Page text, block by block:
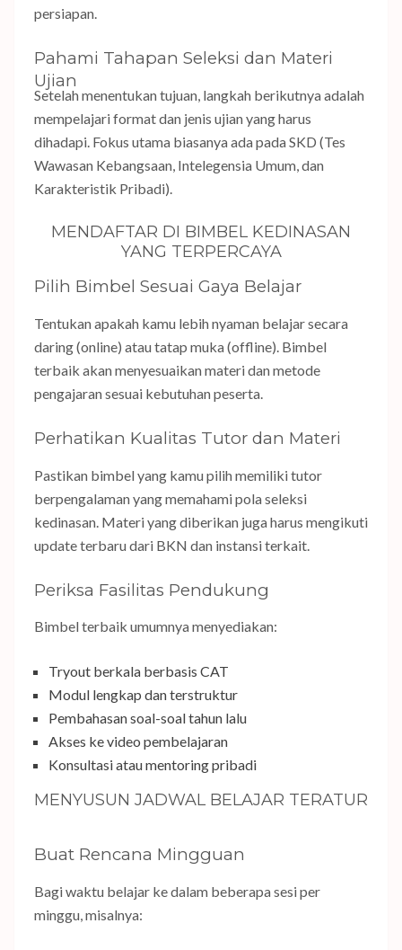
persiapan.
Pahami Tahapan Seleksi dan Materi
Ujian
Setelah menentukan tujuan, langkah berikutnya adalah
mempelajari format dan jenis ujian yang harus
dihadapi. Fokus utama biasanya ada pada SKD (Tes
Wawasan Kebangsaan, Intelegensia Umum, dan
Karakteristik Pribadi).
MENDAFTAR DI BIMBEL KEDINASAN
YANG TERPERCAYA
Pilih Bimbel Sesuai Gaya Belajar
Tentukan apakah kamu lebih nyaman belajar secara
daring (online) atau tatap muka (offline). Bimbel
terbaik akan menyesuaikan materi dan metode
pengajaran sesuai kebutuhan peserta.
Perhatikan Kualitas Tutor dan Materi
Pastikan bimbel yang kamu pilih memiliki tutor
berpengalaman yang memahami pola seleksi
kedinasan. Materi yang diberikan juga harus mengikuti
update terbaru dari BKN dan instansi terkait.
Periksa Fasilitas Pendukung
Bimbel terbaik umumnya menyediakan:
Tryout berkala berbasis CAT
Modul lengkap dan terstruktur
Pembahasan soal-soal tahun lalu
Akses ke video pembelajaran
Konsultasi atau mentoring pribadi
MENYUSUN JADWAL BELAJAR TERATUR
Buat Rencana Mingguan
Bagi waktu belajar ke dalam beberapa sesi per
minggu, misalnya: